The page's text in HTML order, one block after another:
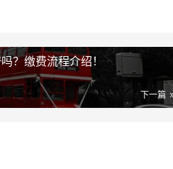
提前归还贷款。目前，网商贷
？缴费流程介绍！
下一篇